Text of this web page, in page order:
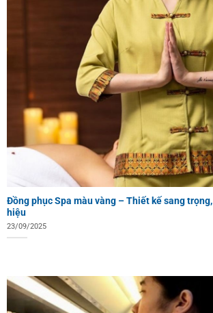
Đồng phục Spa màu vàng – Thiết kế sang
hiệu
23/09/2025